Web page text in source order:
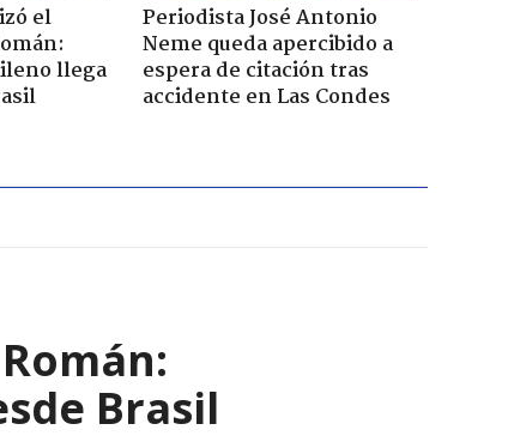
el
llega
Periodista José Antonio
Neme queda apercibido a
espera de citación tras
accidente en Las Condes
Brasil